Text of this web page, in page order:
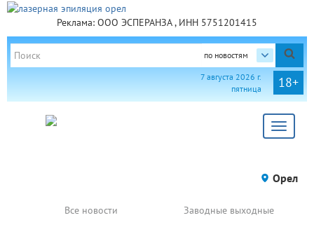
Реклама: ООО ЭСПЕРАНЗА , ИНН 5751201415
по новостям
18+
7 августа 2026 г.
пятница
Toggle
Орел
Все новости Заводные выходные